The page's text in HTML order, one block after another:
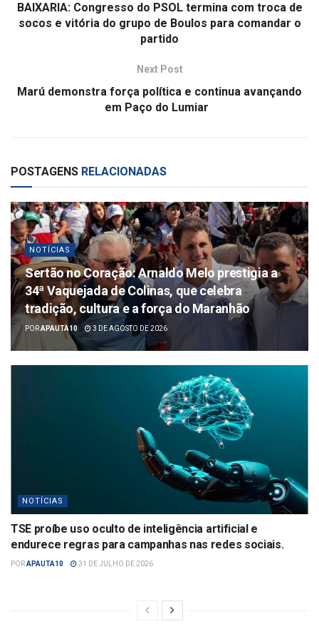
BAIXARIA: Congresso do PSOL termina com troca de
socos e vitória do grupo de Boulos para comandar o
partido
Next Post
Marú demonstra força política e continua avançando
em Paço do Lumiar
POSTAGENS RELACIONADAS
NOTÍCIAS
Sertão no Coração: Arnaldo Melo prestigia a
34ª Vaquejada de Colinas, que celebra
tradição, cultura e a força do Maranhão
PORAPAUTA10 3 DE AGOSTO DE 2026
NOTÍCIAS
TSE proíbe uso oculto de inteligência artificial e
endurece regras para campanhas nas redes sociais.
PORAPAUTA10 31 DE JULHO DE 2026